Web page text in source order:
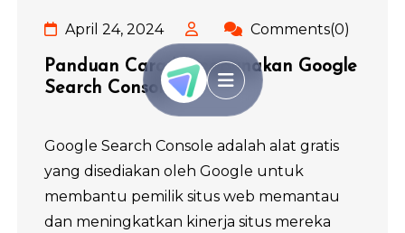
April 24, 2024 Comments(0)
Panduan Cara Menggunakan Google
Search Console
Google Search Console adalah alat gratis
yang disediakan oleh Google untuk
membantu pemilik situs web memantau
dan meningkatkan kinerja situs mereka